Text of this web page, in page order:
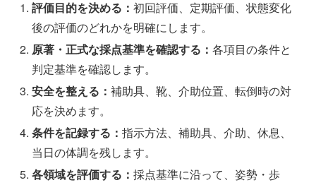
評価目的を決める：初回評価、定期評価、状態変化
後の評価のどれかを明確にします。
原著・正式な採点基準を確認する：各項目の条件と
判定基準を確認します。
安全を整える：補助具、靴、介助位置、転倒時の対
応を決めます。
条件を記録する：指示方法、補助具、介助、休息、
当日の体調を残します。
各領域を評価する：採点基準に沿って、姿勢・歩